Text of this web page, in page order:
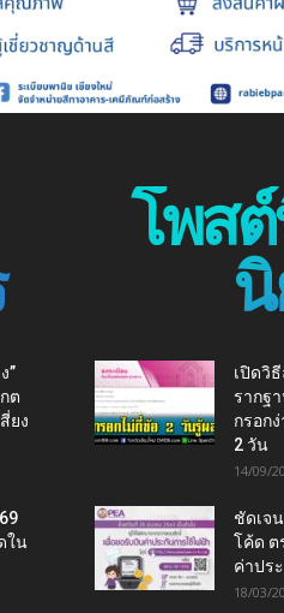
”
ต
ยง
ใน
โพส
เปิดวิ
รากฐ
กรอก
2 วัน
14/09/
ชัดเจ
โค้ด ต
ค่าปร
18/03/